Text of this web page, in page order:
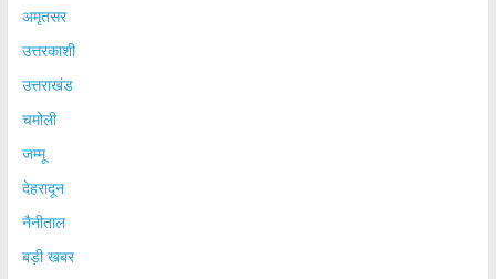
अमृतसर
उत्तरकाशी
उत्तराखंड
चमोली
जम्मू
देहरादून
नैनीताल
बड़ी खबर